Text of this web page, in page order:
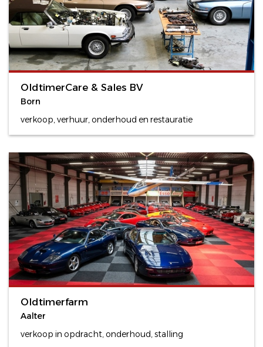
OldtimerCare & Sales BV
Born
verkoop, verhuur, onderhoud en restauratie
Oldtimerfarm
Aalter
verkoop in opdracht, onderhoud, stalling